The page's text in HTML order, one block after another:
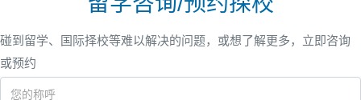
碰到留学、国际择校等难以解决的问题，或想了解更多，立即咨询
或预约